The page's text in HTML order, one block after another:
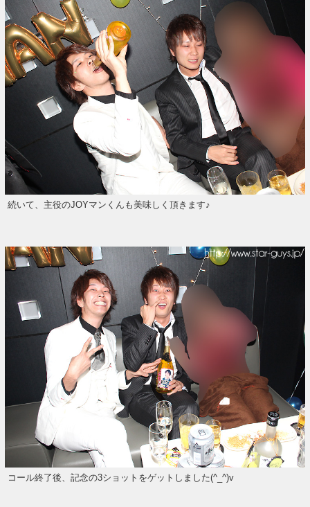
続いて、主役のJOYマンくんも美味しく頂きます♪
コール終了後、記念の3ショットをゲットしました(^_^)v